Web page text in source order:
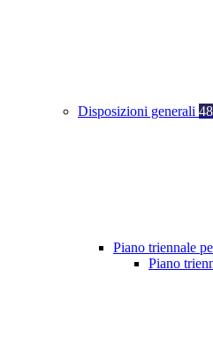
Disposizioni generali 48
Piano triennale
Piano